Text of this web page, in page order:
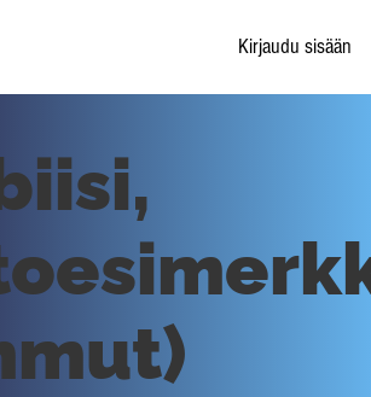
Kirjaudu sisään